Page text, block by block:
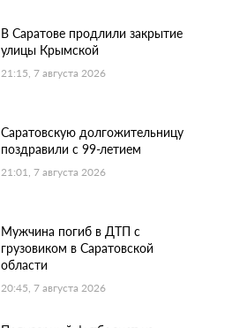
В Саратове продлили закрытие
улицы Крымской
21:15, 7 августа 2026
Саратовскую долгожительницу
поздравили с 99-летием
21:01, 7 августа 2026
Мужчина погиб в ДТП с
грузовиком в Саратовской
области
20:45, 7 августа 2026